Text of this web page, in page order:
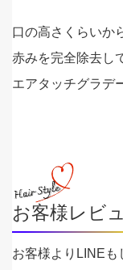
口の高さくらいか
赤みを完全除去し
エアタッチグラデ
お客様レビ
お客様よりLINE